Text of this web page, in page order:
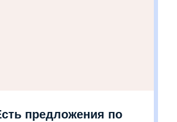
предложения по